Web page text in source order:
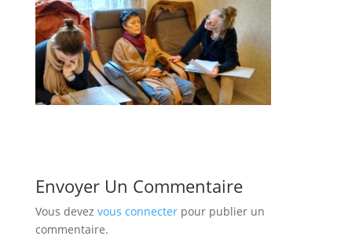
Envoyer Un Commentaire
Vous devez vous connecterpour publier un
commentaire.